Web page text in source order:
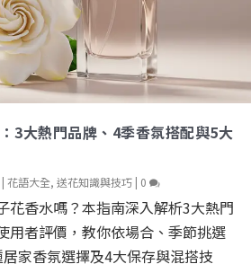
3大熱門品牌、4季香氛搭配與5大
| 花語大全, 送花知識與技巧 | 0
花香水嗎？本指南深入解析3大熱門
用者評價，教你依場合、季節挑選
家香氛選擇及4大保存與混搭技